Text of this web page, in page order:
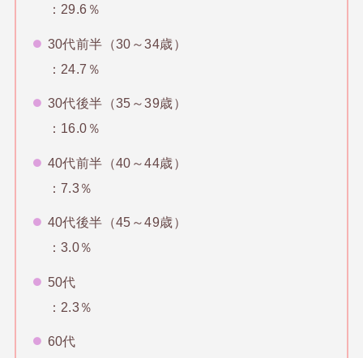
：29.6％
30代前半（30～34歳）
：24.7％
30代後半（35～39歳）
：16.0％
40代前半（40～44歳）
：7.3％
40代後半（45～49歳）
：3.0％
50代
：2.3％
60代